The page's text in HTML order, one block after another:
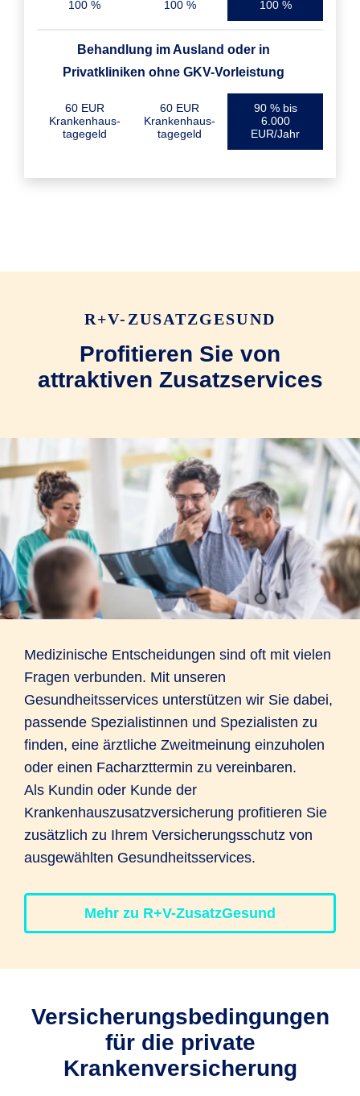
100 % 100 % 100 %
Behandlung im Ausland oder in
Privatkliniken ohne GKV-Vorleistung
60 EUR
Krankenhaus­
tagegeld
60 EUR
Krankenhaus­
tagegeld
90 % bis
6.000
EUR/Jahr
R+V-ZUSATZGESUND
Profitieren Sie von
attraktiven Zusatzservices
Medizinische Entscheidungen sind oft mit vielen
Fragen verbunden. Mit unseren
Gesundheitsservices unterstützen wir Sie dabei,
passende Spezialistinnen und Spezialisten zu
finden, eine ärztliche Zweitmeinung einzuholen
oder einen Facharzttermin zu vereinbaren.
Als Kundin oder Kunde der
Krankenhauszusatzversicherung profitieren Sie
zusätzlich zu Ihrem Versicherungsschutz von
ausgewählten Gesundheitsservices.
Mehr zu R+V-ZusatzGesund
Versicherungs­bedingungen
für die private
Krankenversicherung